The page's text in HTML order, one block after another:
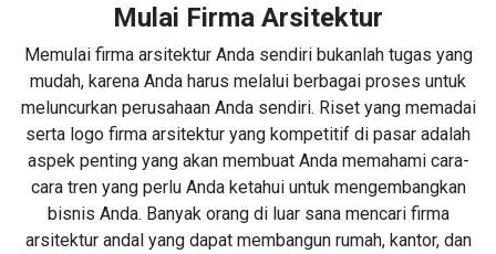
Mulai Firma Arsitektur
Memulai firma arsitektur Anda sendiri bukanlah tugas yang
mudah, karena Anda harus melalui berbagai proses untuk
meluncurkan perusahaan Anda sendiri. Riset yang memadai
serta logo firma arsitektur yang kompetitif di pasar adalah
aspek penting yang akan membuat Anda memahami cara-
cara tren yang perlu Anda ketahui untuk mengembangkan
bisnis Anda. Banyak orang di luar sana mencari firma
arsitektur andal yang dapat membangun rumah, kantor, dan